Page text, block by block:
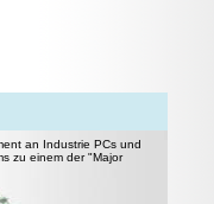
an Industrie PCs und
zu einem der "Major